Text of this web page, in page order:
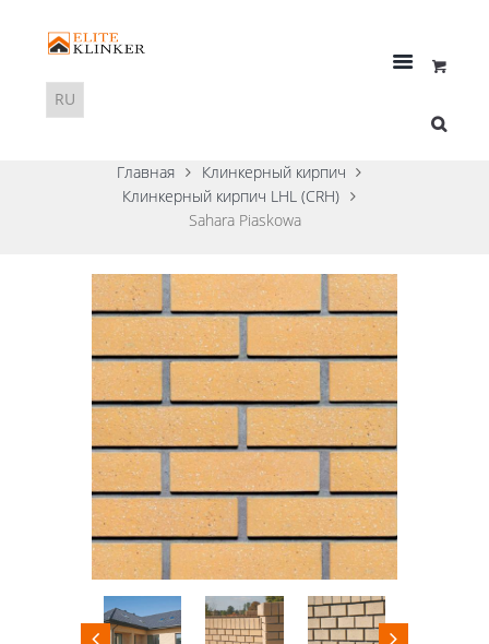
Главная
Клинкерный кирпич
Клинкерный кирпич LHL (CRH)
Sahara Piaskowa